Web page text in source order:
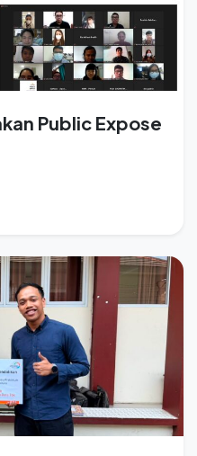
Public Expose